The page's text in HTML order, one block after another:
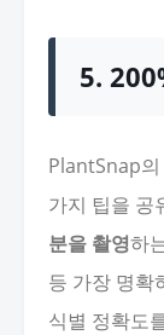
5.
PlantSnap의
가지 팁을 공
분을 촬영하
등 가장 명확
식별 정확도